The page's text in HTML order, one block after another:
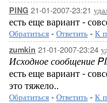
PING 21-01-2007-23:21
есть еще вариант -
Обратиться - Ответить - К
zumkin 21-01-2007-23:24
Исходное сообщение
есть еще вариант -
это тяжело..
Обратиться - Ответить - К